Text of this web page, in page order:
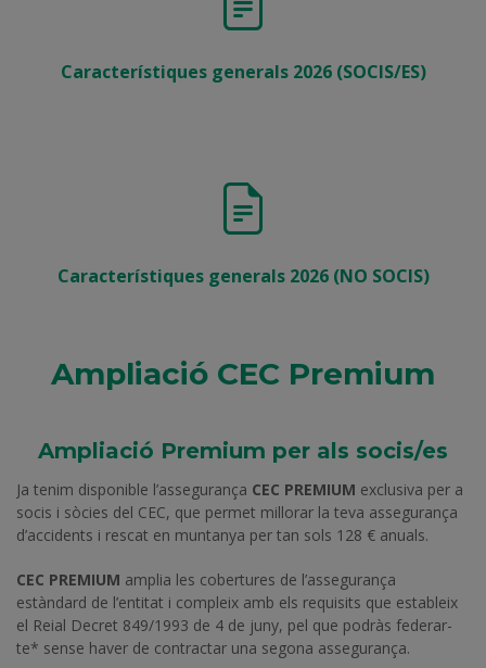
Característiques generals 2026 (SOCIS/ES)
Característiques generals 2026 (NO SOCIS)
Ampliació CEC Premium
Ampliació Premium per als socis/es
Ja tenim disponible l’assegurança CEC PREMIUM exclusiva per a
socis i sòcies del CEC, que permet millorar la teva assegurança
d’accidents i rescat en muntanya per tan sols 128 € anuals.
CEC PREMIUM amplia les cobertures de l’assegurança
estàndard de l’entitat i compleix amb els requisits que estableix
el Reial Decret 849/1993 de 4 de juny, pel que podràs federar-
te* sense haver de contractar una segona assegurança.